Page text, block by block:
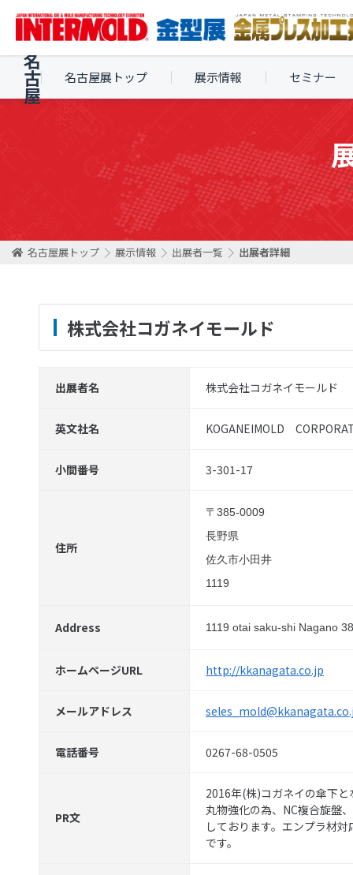
名
古
屋
名古屋展トップ 展示情報 セミナー
名古屋展トップ 展示情報 出展者一覧 出展者詳細
株式会社コガネイモールド
出展者名 株式会社コガネイモールド
英文社名 KOGANEIMOLD
小間番号 3-301-17
住所
〒385-0009
長野県
佐久市小田井
1119
Address 1119 otai saku-shi Nagano
ホームページURL http://kkanagata.co.jp
メールアドレス
電話番号 0267-68-0505
PR文
2016年(株)コガネイの傘下
丸物強化の為、NC複合旋盤
しております。エンプラ材
です。